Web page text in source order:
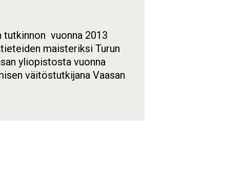
tutkinnon vuonna 2013
maisteriksi Turun
yliopistosta vuonna
väitöstutkijana Vaasan